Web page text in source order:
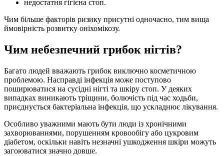
недостатня гігієна стоп.
Чим більше факторів ризику присутні одночасно, тим вища
ймовірність розвитку оніхомікозу.
Чим небезпечний грибок нігтів?
Багато людей вважають грибок виключно косметичною
проблемою. Насправді інфекція може поступово
поширюватися на сусідні нігті та шкіру стоп. У деяких
випадках виникають тріщини, болючість під час ходьби,
приєднується бактеріальна інфекція, що ускладнює лікування.
Особливо уважними мають бути люди із хронічними
захворюваннями, порушенням кровообігу або цукровим
діабетом, оскільки навіть незначні ушкодження шкіри можуть
загоюватися значно довше.